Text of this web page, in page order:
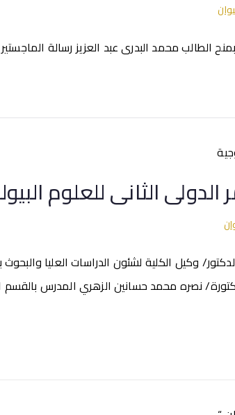
الثانى للعلوم